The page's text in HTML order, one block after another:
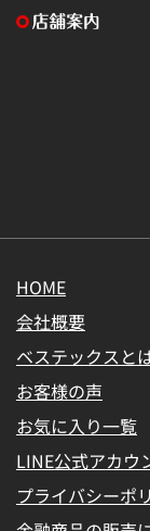
HOME
会社概要
ベステックスと
お客様の声
お気に入り一覧
LINE公式アカウ
プライバシーポ